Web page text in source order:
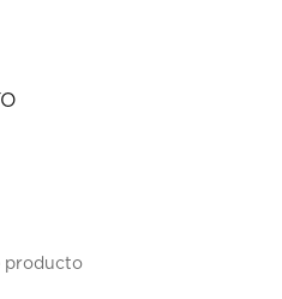
producto